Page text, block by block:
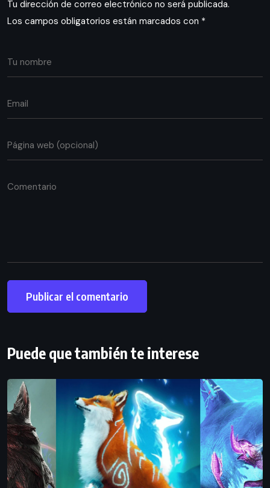
Tu dirección de correo electrónico no será publicada.
Los campos obligatorios están marcados con *
Puede que también te interese